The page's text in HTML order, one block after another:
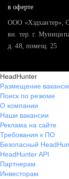
в оферте
ООО «Хэдхантер»,
вн. тер. г.
д. 48, помещ. 25
HeadHunter
Размещение
Поиск по резюме
О компании
Наши вакансии
Реклама на сайте
Требования к ПО
Безопасный
HeadHunter API
Партнерам
Инвесторам